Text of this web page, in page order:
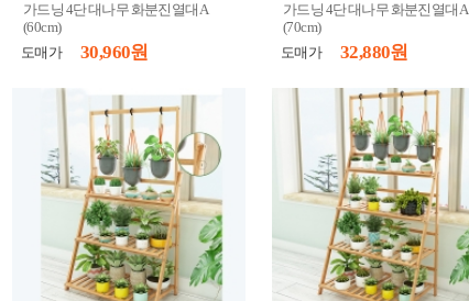
가드닝 4단 대나무 화분진열대A
(60cm)
도매가
30,960 원
가드닝 4단 대나무 화분진열대A
(70cm)
도매가
32,880 원